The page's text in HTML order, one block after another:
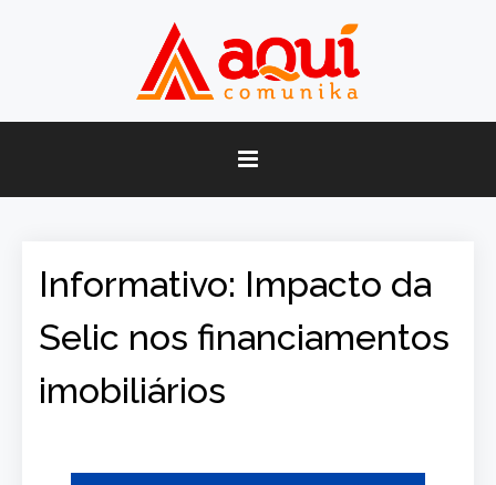
Informativo: Impacto da
Selic nos financiamentos
imobiliários